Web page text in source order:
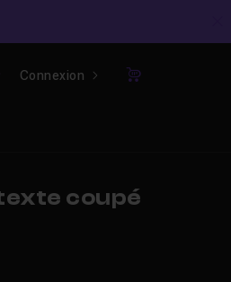
Connexion
Panier
coupé